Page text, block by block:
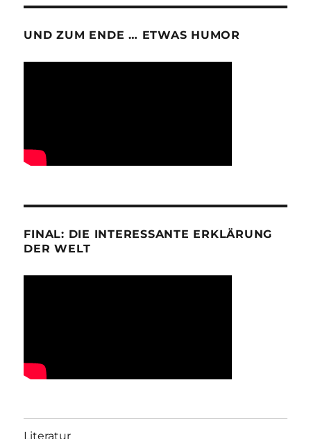
UND ZUM ENDE … ETWAS HUMOR
FINAL: DIE INTERESSANTE ERKLÄRUNG
DER WELT
Literatur